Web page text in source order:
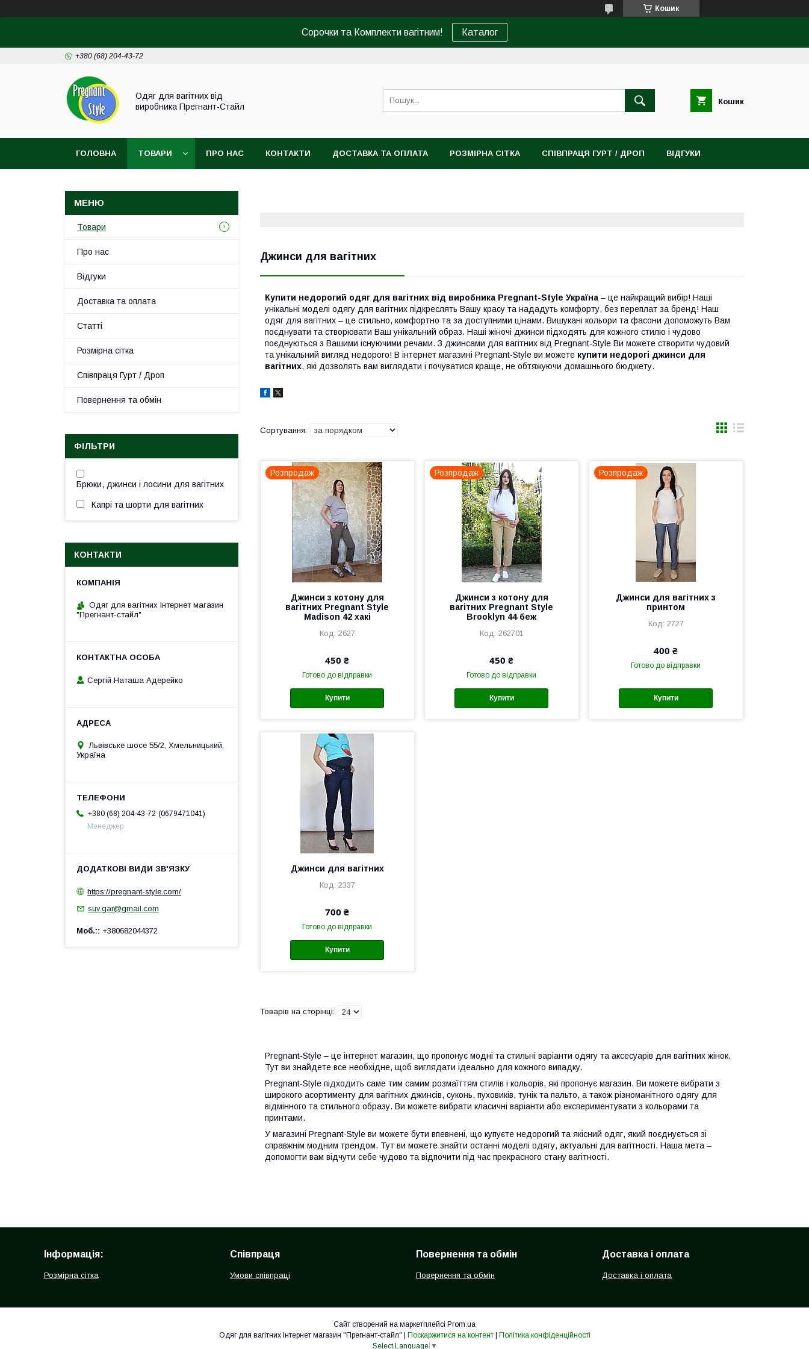
Кошик
Сорочки та Комплекти вагітним! Каталог
+380 (68) 204-43-72
Одяг для вагітних від
виробника Прегнант-Стайл
Кошик
ГОЛОВНА ТОВАРИ ПРО НАС КОНТАКТИ ДОСТАВКА ТА ОПЛАТА РОЗМІРНА СІТКА СПІВПРАЦЯ ГУРТ / ДРОП ВІДГУКИ
Джинси для вагітних
Купити недорогий одяг для вагітних від виробника Pregnant-Style Україна – це найкращий вибір! Наші
унікальні моделі одягу для вагітних підкреслять Вашу красу та нададуть комфорту, без переплат за бренд! Наш
одяг для вагітних – це стильно, комфортно та за доступними цінами. Вишукані кольори та фасони допоможуть Вам
поєднувати та створювати Ваш унікальний образ. Наші жіночі джинси підходять для кожного стилю і чудово
поєднуються з Вашими існуючими речами. З джинсами для вагітних від Pregnant-Style Ви можете створити чудовий
та унікальний вигляд недорого! В інтернет магазині Pregnant-Style ви можете купити недорогі джинси для
вагітних, які дозволять вам виглядати і почуватися краще, не обтяжуючи домашнього бюджету.
Розпродаж
Джинси з котону для
вагітних Pregnant Style
Madison 42 хакі
2627
450 ₴
Готово до відправки
Купити
Розпродаж
Джинси з котону для
вагітних Pregnant Style
Brooklyn 44 беж
262701
450 ₴
Готово до відправки
Купити
Розпродаж
Джинси для вагітних з
принтом
2727
400 ₴
Готово до відправки
Купити
Джинси для вагітних
2337
700 ₴
Готово до відправки
Купити
Pregnant-Style – це інтернет магазин, що пропонує модні та стильні варіанти одягу та аксесуарів для вагітних жінок.
Тут ви знайдете все необхідне, щоб виглядати ідеально для кожного випадку.
Pregnant-Style підходить саме тим самим розмаїттям стилів і кольорів, які пропонує магазин. Ви можете вибрати з
широкого асортименту для вагітних джинсів, суконь, пуховиків, тунік та пальто, а також різноманітного одягу для
відмінного та стильного образу. Ви можете вибрати класичні варіанти або експериментувати з кольорами та
принтами.
У магазині Pregnant-Style ви можете бути впевнені, що купуєте недорогий та якісний одяг, який поєднується зі
справжнім модним трендом. Тут ви можете знайти останні моделі одягу, актуальні для вагітності. Наша мета –
допомогти вам відчути себе чудово та відпочити під час прекрасного стану вагітності.
Товари
Про нас
Відгуки
Доставка та оплата
Статті
Розмірна сітка
Співпраця Гурт / Дроп
Повернення та обмін
ФІЛЬТРИ
Брюки, джинси і лосини для вагітних
Капрі та шорти для вагітних
КОНТАКТИ
Одяг для вагітних Інтернет магазин
"Прегнант-стайл"
Сергій Наташа Адерейко
Львівське шосе 55/2, Хмельницький,
Україна
+380 (68) 204-43-72
0679471041
Менеджер
https://pregnant-style.com/
suv.gar@gmail.com
Моб.: +380682044372
Інформація:
Розмірна сітка
Співпраця
Умови співпраці
Повернення та обмін
Повернення та обмін
Доставка і оплата
Доставка і оплата
Сайт створений на маркетплейсі Prom.ua
Одяг для вагітних Інтернет магазин "Прегнант-стайл" | Поскаржитися на контент | Політика конфіденційності
Select Language ▼